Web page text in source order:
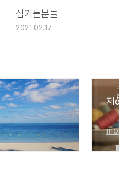
섬기는분들
2021.02.17
제